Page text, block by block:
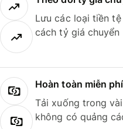
Lưu các loại tiền
cách tỷ giá
Hoàn toàn miễn
Tải xuống trong
không có quảng